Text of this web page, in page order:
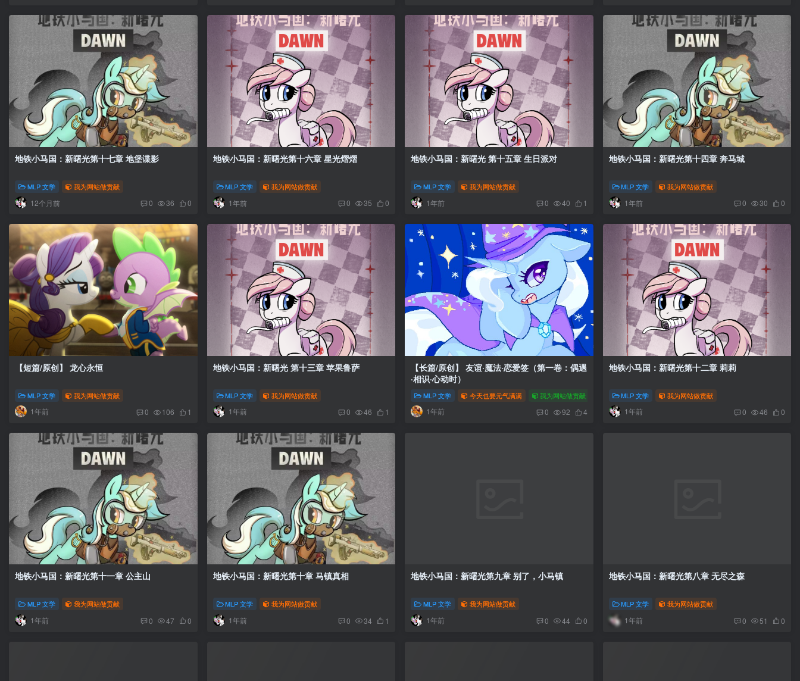
地铁小马国：新曙光第十七章 地堡谍影
MLP 文学 我为网站做贡献
12个月前 0 36 0
地铁小马国：新曙光第十六章 星光熠熠
MLP 文学 我为网站做贡献
1年前 0 35 0
地铁小马国：新曙光 第十五章 生日派对
MLP 文学 我为网站做贡献
1年前 0 40 1
地铁小马国：新曙光第十四章 奔马城
MLP 文学 我为网站做贡献
1年前 0 30 0
【短篇/原创】 龙心永恒
MLP 文学 我为网站做贡献
1年前 0 106 1
地铁小马国：新曙光 第十三章 苹果鲁萨
MLP 文学 我为网站做贡献
1年前 0 46 1
【长篇/原创】 友谊·魔法·恋爱签（第一卷：偶遇
·相识·心动时）
MLP 文学 今天也要元气满满 我为网站做贡献
1年前 0 92 4
地铁小马国：新曙光第十二章 莉莉
MLP 文学 我为网站做贡献
1年前 0 46 0
地铁小马国：新曙光第十一章 公主山
MLP 文学 我为网站做贡献
1年前 0 47 0
地铁小马国：新曙光第十章 马镇真相
MLP 文学 我为网站做贡献
1年前 0 34 1
地铁小马国：新曙光第九章 别了，小马镇
MLP 文学 我为网站做贡献
1年前 0 44 0
地铁小马国：新曙光第八章 无尽之森
MLP 文学 我为网站做贡献
1年前 0 51 0